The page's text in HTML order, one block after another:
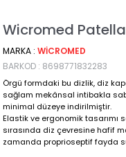
Wicromed
MARKA : WICROMED
BARKOD : 8698771832283
Örgü formdaki bu dizlik, diz
sağlam mekânsal intibakla
minimal düzeye indirilmiştir.
Elastik ve ergonomik
sırasında diz çevresine hafif
zamanda proprioseptif fayda